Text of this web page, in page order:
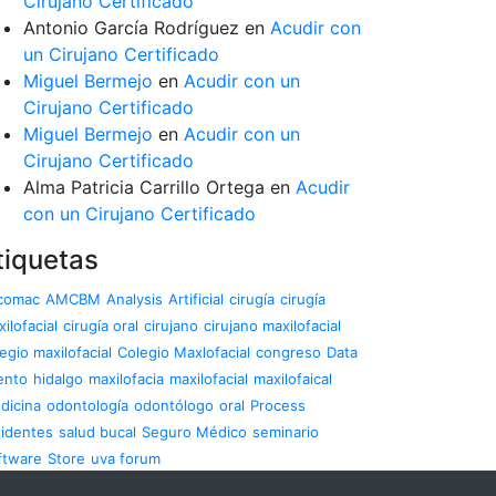
Antonio García Rodríguez en Acudir con
un Cirujano Certificado
Miguel Bermejo en Acudir con un
Cirujano Certificado
Miguel Bermejo en Acudir con un
Cirujano Certificado
Alma Patricia Carrillo Ortega en Acudir
con un Cirujano Certificado
AMCBM Analysis Artificial cirugía cirugía
cirugía oral cirujano cirujano maxilofacial
maxilofacial Colegio Maxlofacial congreso Data
hidalgo maxilofacia maxilofacial maxilofaical
odontología odontólogo oral Process
salud bucal Seguro Médico seminario
Store uva forum